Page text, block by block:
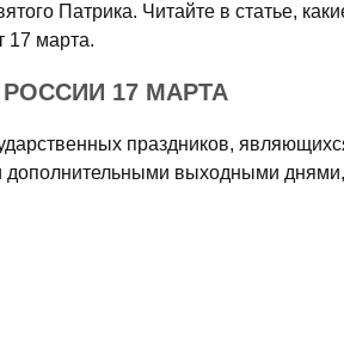
Патрика. Читайте в статье,
17 марта.
17 МАРТА
праздников,
выходными